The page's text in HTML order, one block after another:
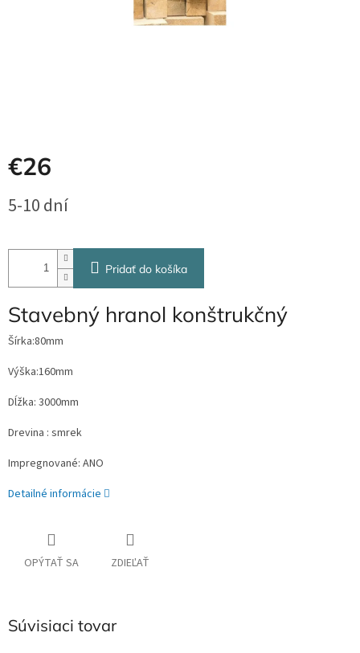
€26
cena:
5-10 dní
Pridať do košíka
Stavebný hranol konštrukčný
Šírka:80mm
Výška:160mm
Dĺžka: 3000mm
Drevina : smrek
Impregnované: ANO
Detailné informácie
OPÝTAŤ SA ZDIEĽAŤ
Súvisiaci tovar